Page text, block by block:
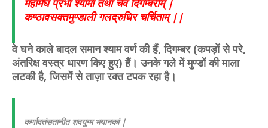
महामेघ प्रभां श्यामां तथा चैव दिगम्बरीम् |
कण्ठावसक्तमुण्डाली गलद्‌रुधिर चर्चिताम् ||
वे घने काले बादल समान श्याम वर्ण की हैं, दिगम्बर (कपड़ों से परे,
अंतरिक्ष वस्त्र धारण किए हुए) हैं। उनके गले में मुण्डों की माला
लटकी है, जिसमें से ताज़ा रक्त टपक रहा है।
कर्णावतंसतानीत शवयुग्म भयानकां |